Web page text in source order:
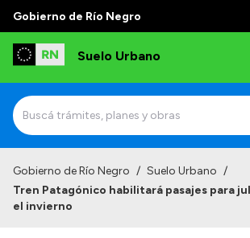
Gobierno de Río Negro
Suelo Urbano
Gobierno de Río Negro / Suelo Urbano /
Tren Patagónico habilitará pasajes para
el invierno